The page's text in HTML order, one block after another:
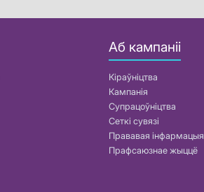
Аб кампаніі
Кіраўніцтва
Кампанія
Супрацоўніцтва
Сеткі сувязі
Прававая інфармацыя
Прафсаюзнае жыццё